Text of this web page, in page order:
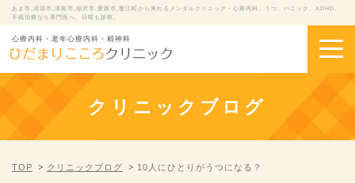
あま市,清須市,津島市,稲沢市,愛西市,蟹江町から来れるメンタルクリニック・心療内科。うつ、パニック、ADHD、
不眠治療なら専門医へ。日曜も診察。
心療内科・老年心療内科・精神科
クリニックブログ
TOP クリニックブログ 10人にひとりがうつになる？